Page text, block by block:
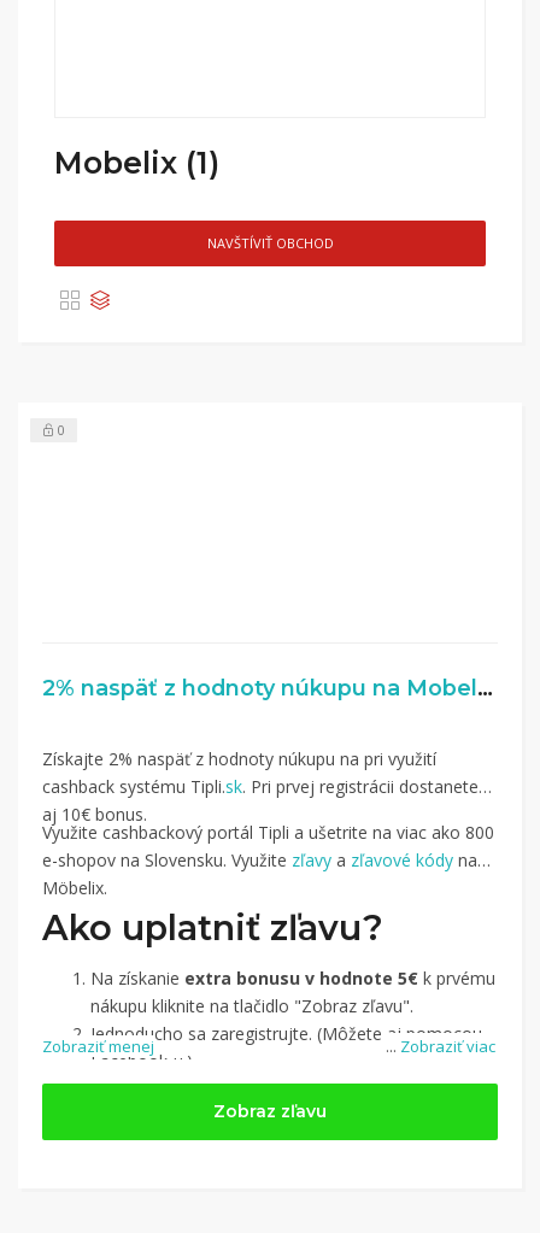
Mobelix (1)
NAVŠTÍVIŤ OBCHOD
0
2% naspäť z hodnoty núkupu na Mobelix.sk
... Zobraziť viac
Získajte 2% naspäť z hodnoty núkupu na pri využití
cashback systému Tipli.sk. Pri prvej registrácii dostanete
aj 10€ bonus.
Využite cashbackový portál Tipli a ušetrite na viac ako 800
e-shopov na Slovensku. Využite zľavy a zľavové kódy na
Möbelix.
Ako uplatniť zľavu?
Na získanie extra bonusu v hodnote 5€ k prvému
nákupu kliknite na tlačidlo "Zobraz zľavu".
Jednoducho sa zaregistrujte. (Môžete aj pomocou
Facebook-u.)
Jednoducho sinájdite obchod, pomocou služby
(v ponuke je cca 1 500 obchodov).
Kliknite na tlačidlo „Nakupovať“.(Následne
Zobraziť menej
Zobraz zľavu